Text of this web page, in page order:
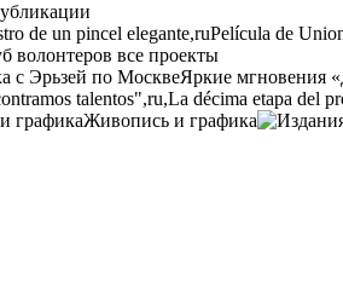
de un pincel elegante,ruPelícula de
волонтеров все проекты
с Эрьзей по МосквеЯркие мгновения
talentos",ru,La décima etapa del
Живопись и графика